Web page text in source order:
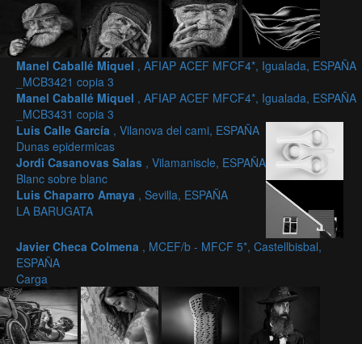
Manel Caballé Miquel , AFIAP ACEF MFCF4*, Igualada, ESPAÑA
_MCB3421 copia 3
Manel Caballé Miquel , AFIAP ACEF MFCF4*, Igualada, ESPAÑA
_MCB3431 copia 3
Luis Calle García , Vilanova del cami, ESPAÑA
Dunas epidermicas
Jordi Casanovas Salas , Vilamaniscle, ESPAÑA
Blanc sobre blanc
Luis Chaparro Amaya , Sevilla, ESPAÑA
LA BARUGATA
Javier Checa Colmena , MCEF/b - MFCF 5*, Castellbisbal,
ESPAÑA
Carga